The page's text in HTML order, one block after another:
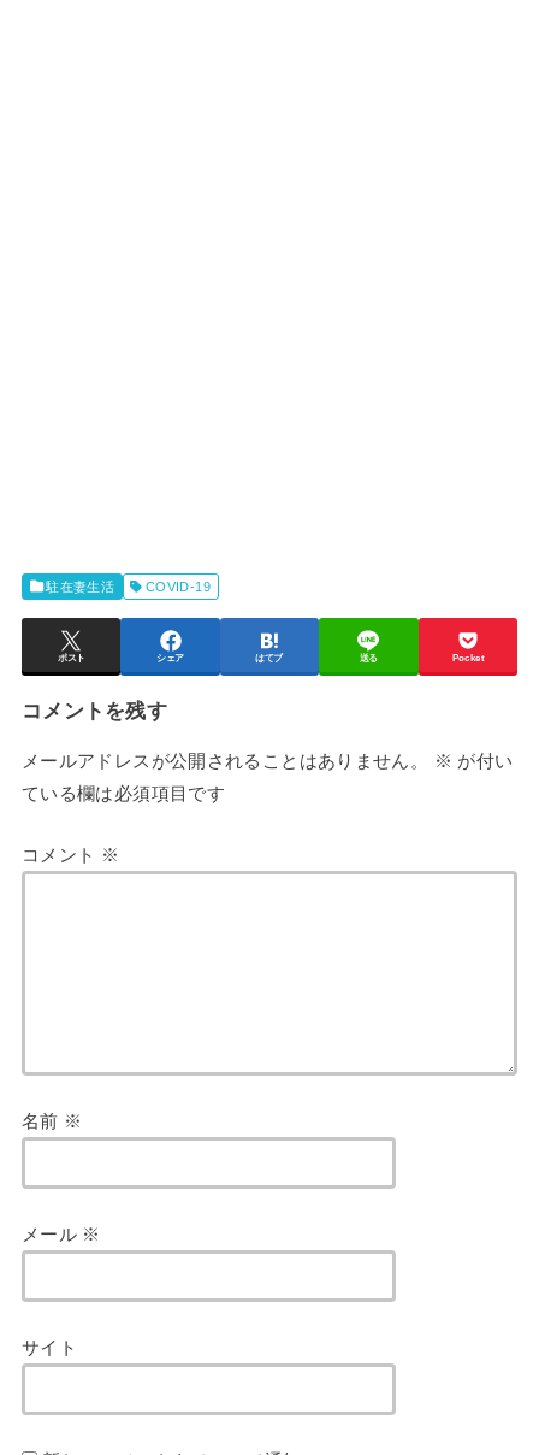
駐在妻生活 COVID-19
ポスト シェア はてブ 送る Pocket
コメントを残す
メールアドレスが公開されることはありません。 ※ が付い
ている欄は必須項目です
コメント ※
名前 ※
メール ※
サイト